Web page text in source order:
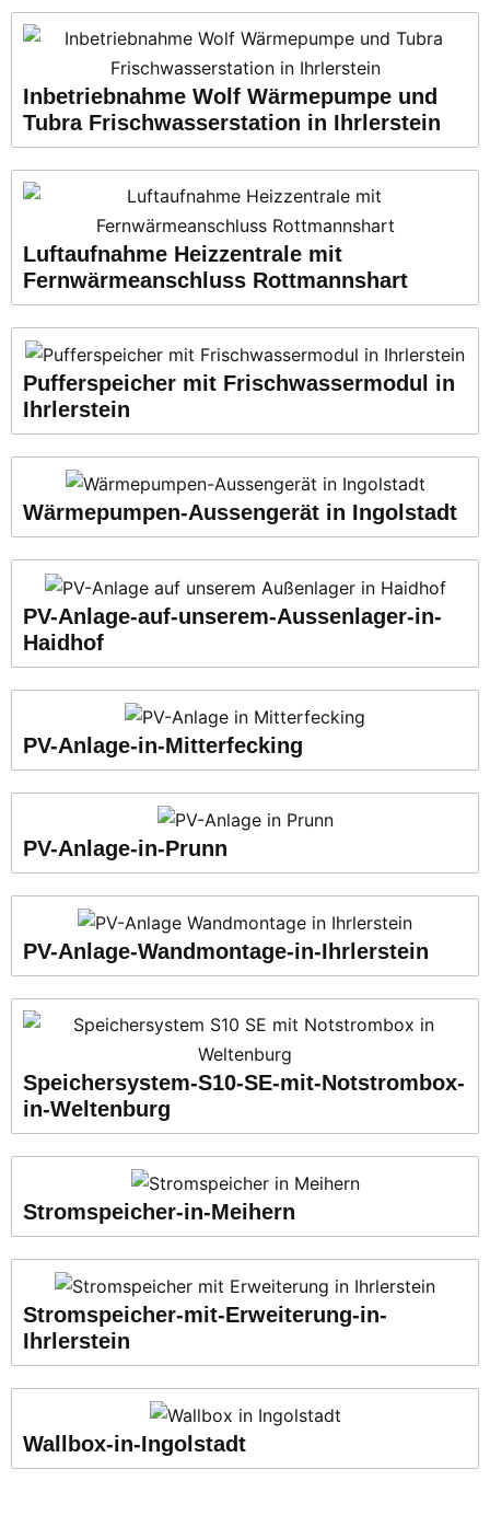
Inbetriebnahme Wolf Wärmepumpe und
Tubra Frischwasserstation in Ihrlerstein
Luftaufnahme Heizzentrale mit
Fernwärmeanschluss Rottmannshart
Pufferspeicher mit Frischwassermodul in
Ihrlerstein
Wärmepumpen-Aussengerät in Ingolstadt
PV-Anlage-auf-unserem-Aussenlager-in-
Haidhof
PV-Anlage-in-Mitterfecking
PV-Anlage-in-Prunn
PV-Anlage-Wandmontage-in-Ihrlerstein
Speichersystem-S10-SE-mit-Notstrombox-
in-Weltenburg
Stromspeicher-in-Meihern
Stromspeicher-mit-Erweiterung-in-
Ihrlerstein
Wallbox-in-Ingolstadt